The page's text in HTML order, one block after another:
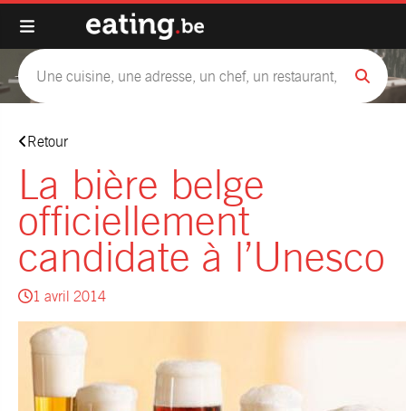
Retour
La bière belge
officiellement
candidate à l’Unesco
1 avril 2014